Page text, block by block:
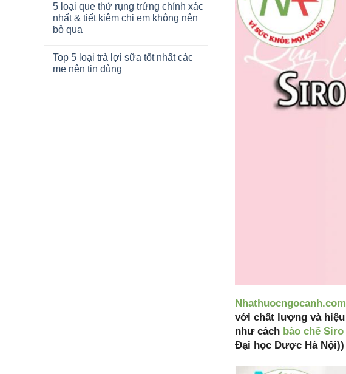
5 loại que thử rụng trứng chính xác
nhất & tiết kiệm chị em không nên
bỏ qua
Top 5 loại trà lợi sữa tốt nhất các
mẹ nên tin dùng
Nhathuocngocanh.com
với chất lượng và hiệu
như cách bào chế
Đại học Dược Hà Nội))